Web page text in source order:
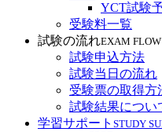
YCT試験
受験料一覧
試験の流れEXAM FLOW
試験申込方法
試験当日の流れ
受験票の取得方
試験結果につい
学習サポート STUDY